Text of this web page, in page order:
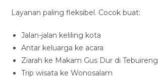
Layanan paling fleksibel. Cocok buat:
Jalan-jalan keliling kota
Antar keluarga ke acara
Ziarah ke Makam Gus Dur di Tebuireng
Trip wisata ke Wonosalam